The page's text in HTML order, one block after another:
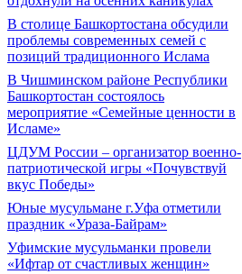
В столице Башкортостана обсудили
проблемы современных семей с
позиций традиционного Ислама
В Чишминском районе Республики
Башкортостан состоялось
мероприятие «Семейные ценности в
Исламе»
ЦДУМ России – организатор военно-
патриотической игры «Почувствуй
вкус Победы»
Юные мусульмане г.Уфа отметили
праздник «Ураза-Байрам»
Уфимские мусульманки провели
«Ифтар от счастливых женщин»